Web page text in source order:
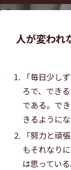
人が変われ
「毎日少し
ろで、でき
である。で
きるように
「努力と頑
もそれなり
は思ってい